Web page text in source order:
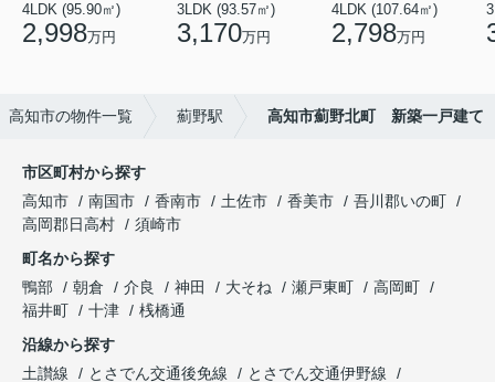
4LDK (95.90㎡)
2,998万円
3LDK (93.57㎡)
3,170万円
4LDK (107.64㎡)
2,798万円
高知市の物件一覧 薊野駅 高知市薊野北町 新築一戸建て
市区町村から探す
高知市
南国市 香南市 土佐市 香美市
吾川郡いの町
高岡郡日高村
須崎市
町名から探す
鴨部
朝倉 介良 神田 大そね 瀬戸東町
高岡町
福井町
十津
桟橋通
沿線から探す
土讃線
とさでん交通後免線
とさでん交通伊野線